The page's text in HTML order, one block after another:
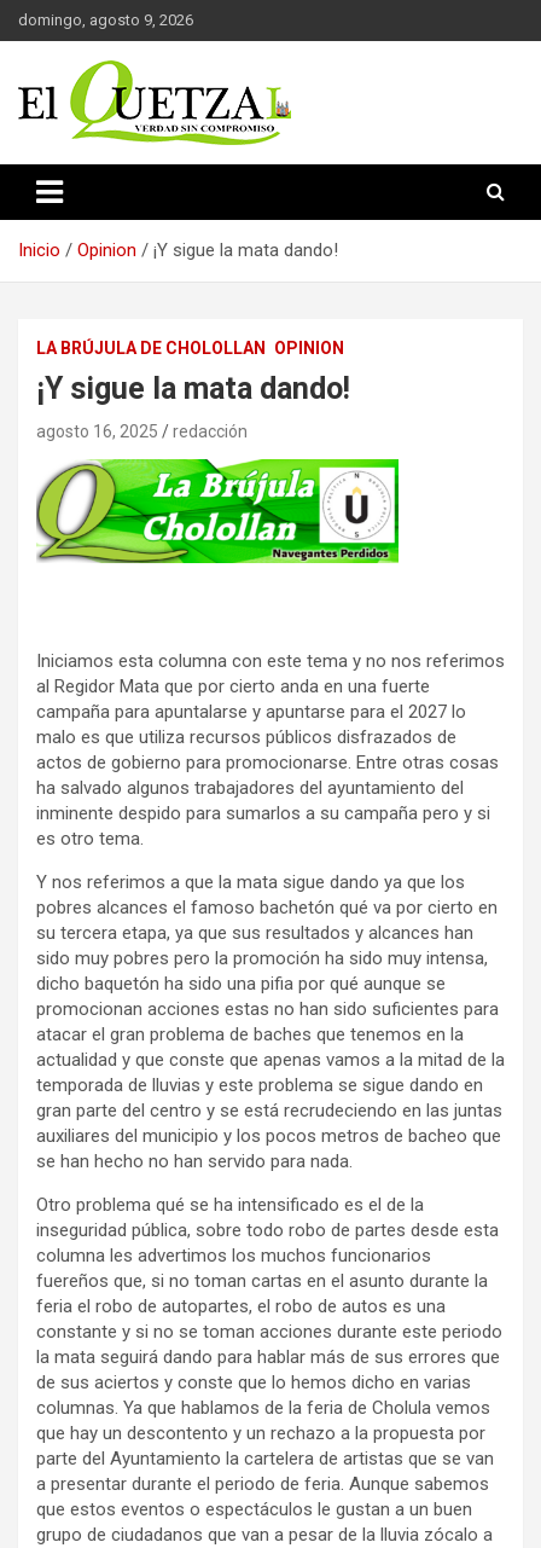
Saltar
al
domingo, agosto 9, 2026
El Quetzal de Cholula
Inicio Opinion ¡Y sigue la mata dando!
LA BRÚJULA DE CHOLOLLAN OPINION
¡Y sigue la mata dando!
agosto 16, 2025 redacción
Iniciamos esta columna con este tema y no nos referimos
al Regidor Mata que por cierto anda en una fuerte
campaña para apuntalarse y apuntarse para el 2027 lo
malo es que utiliza recursos públicos disfrazados de
actos de gobierno para promocionarse. Entre otras cosas
ha salvado algunos trabajadores del ayuntamiento del
inminente despido para sumarlos a su campaña pero y si
es otro tema.
Y nos referimos a que la mata sigue dando ya que los
pobres alcances el famoso bachetón qué va por cierto en
su tercera etapa, ya que sus resultados y alcances han
sido muy pobres pero la promoción ha sido muy intensa,
dicho baquetón ha sido una pifia por qué aunque se
promocionan acciones estas no han sido suficientes para
atacar el gran problema de baches que tenemos en la
actualidad y que conste que apenas vamos a la mitad de la
temporada de lluvias y este problema se sigue dando en
gran parte del centro y se está recrudeciendo en las juntas
auxiliares del municipio y los pocos metros de bacheo que
se han hecho no han servido para nada.
Otro problema qué se ha intensificado es el de la
inseguridad pública, sobre todo robo de partes desde esta
columna les advertimos los muchos funcionarios
fuereños que, si no toman cartas en el asunto durante la
feria el robo de autopartes, el robo de autos es una
constante y si no se toman acciones durante este periodo
la mata seguirá dando para hablar más de sus errores que
de sus aciertos y conste que lo hemos dicho en varias
columnas. Ya que hablamos de la feria de Cholula vemos
que hay un descontento y un rechazo a la propuesta por
parte del Ayuntamiento la cartelera de artistas que se van
a presentar durante el periodo de feria. Aunque sabemos
que estos eventos o espectáculos le gustan a un buen
grupo de ciudadanos que van a pesar de la lluvia zócalo a